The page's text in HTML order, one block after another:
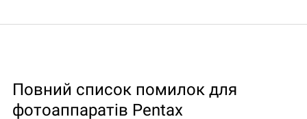
Повний список помилок для
фотоаппаратів Pentax